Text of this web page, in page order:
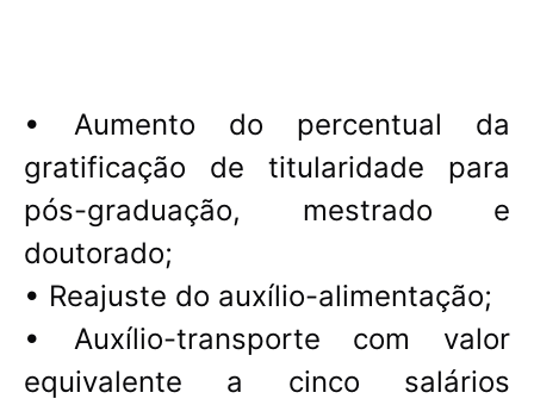
• Aumento do percentual da
gratificação de titularidade para
pós-graduação, mestrado e
doutorado;
• Reajuste do auxílio-alimentação;
• Auxílio-transporte com valor
equivalente a cinco salários